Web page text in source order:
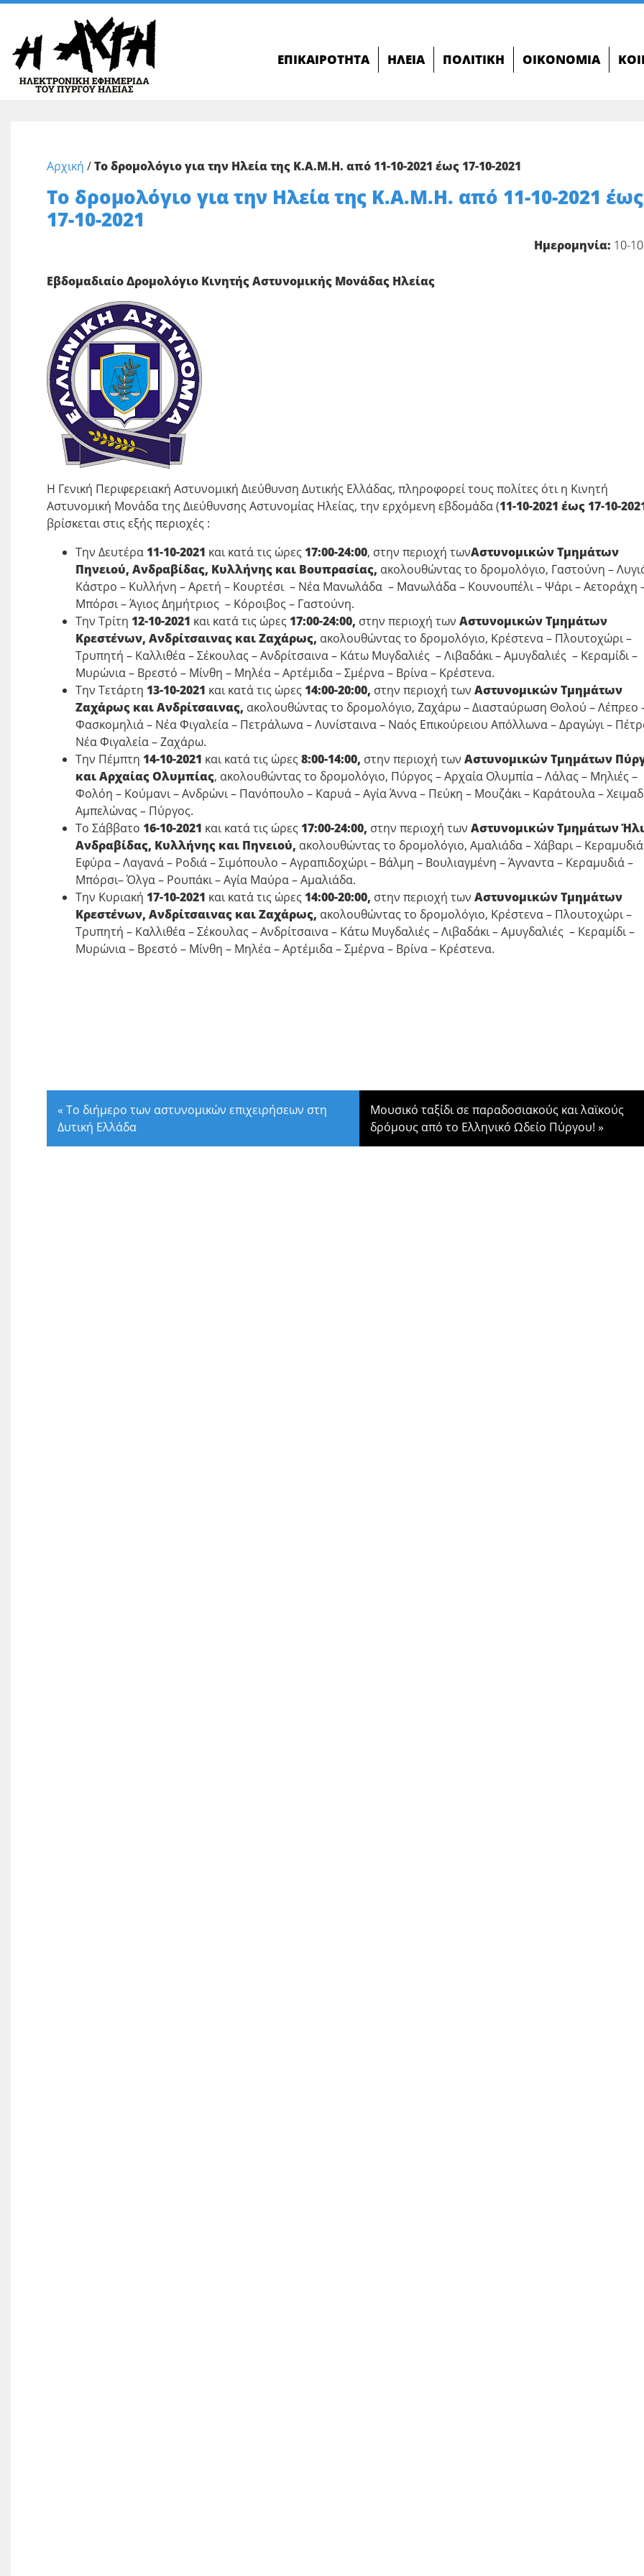
ΕΠΙΚΑΙΡΌΤΗΤΑ ΗΛΕΊΑ ΠΟΛΙΤΙΚΉ ΟΙΚΟΝΟΜΊΑ
Αρχική /Το δρομολόγιο για την Ηλεία της Κ.Α.Μ.Η. από 11-10-2021 έως 17-10-2021
Το δρομολόγιο για την Ηλεία της Κ.Α.Μ.Η. από 11-10-2021 έως
17-10-2021
Ημερομηνία: 10-
Εβδομαδιαίο Δρομολόγιο Κινητής Αστυνομικής Μονάδας Ηλείας
Η Γενική Περιφερειακή Αστυνομική Διεύθυνση Δυτικής Ελλάδας, πληροφορεί τους πολίτες ότι η Κινητή
Αστυνομική Μονάδα της Διεύθυνσης Αστυνομίας Ηλείας, την ερχόμενη εβδομάδα (11-10-2021 έως 17-10-
βρίσκεται στις εξής περιοχές :
Την Δευτέρα11-10-2021 και κατά τις ώρες 17:00-24:00, στην περιοχή τωνΑστυνομικών Τμημάτων
Πηνειού, Ανδραβίδας, Κυλλήνης και Βουπρασίας, ακολουθώντας το δρομολόγιο, Γαστούνη –
Κάστρο – Κυλλήνη – Αρετή – Κουρτέσι – Νέα Μανωλάδα – Μανωλάδα – Κουνουπέλι – Ψάρι – Αετοράχη
Μπόρσι – Άγιος Δημήτριος – Κόροιβος – Γαστούνη.
Την Τρίτη 12-10-2021 και κατά τις ώρες 17:00-24:00, στην περιοχή των Αστυνομικών Τμημάτων
Κρεστένων, Ανδρίτσαινας και Ζαχάρως, ακολουθώντας το δρομολόγιο, Κρέστενα – Πλουτοχώρι –
Τρυπητή – Καλλιθέα – Σέκουλας – Ανδρίτσαινα – Κάτω Μυγδαλιές – Λιβαδάκι – Αμυγδαλιές – Κεραμίδι –
Μυρώνια – Βρεστό – Μίνθη – Μηλέα – Αρτέμιδα – Σμέρνα – Βρίνα – Κρέστενα.
Την Τετάρτη 13-10-2021 και κατά τις ώρες 14:00-20:00, στην περιοχή των Αστυνομικών Τμημάτων
Ζαχάρως και Ανδρίτσαινας, ακολουθώντας το δρομολόγιο, Ζαχάρω – Διασταύρωση Θολού – Λέπρεο
Φασκομηλιά – Νέα Φιγαλεία – Πετράλωνα – Λυνίσταινα – Ναός Επικούρειου Απόλλωνα – Δραγώγι –
Νέα Φιγαλεία – Ζαχάρω.
Την Πέμπτη 14-10-2021 και κατά τις ώρες 8:00-14:00, στην περιοχή των Αστυνομικών Τμημάτων
και Αρχαίας Ολυμπίας, ακολουθώντας το δρομολόγιο, Πύργος – Αρχαία Ολυμπία – Λάλας – Μηλιές –
Φολόη – Κούμανι – Ανδρώνι – Πανόπουλο – Καρυά – Αγία Άννα – Πεύκη – Μουζάκι – Καράτουλα –
Αμπελώνας – Πύργος.
Το Σάββατο 16-10-2021 και κατά τις ώρες 17:00-24:00, στην περιοχή των Αστυνομικών Τμημάτων
Ανδραβίδας, Κυλλήνης και Πηνειού, ακολουθώντας το δρομολόγιο, Αμαλιάδα – Χάβαρι –
Εφύρα – Λαγανά – Ροδιά – Σιμόπουλο – Αγραπιδοχώρι – Βάλμη – Βουλιαγμένη – Άγναντα – Κεραμυδιά –
Μπόρσι– Όλγα – Ρουπάκι – Αγία Μαύρα – Αμαλιάδα.
Την Κυριακή 17-10-2021 και κατά τις ώρες 14:00-20:00, στην περιοχή των Αστυνομικών Τμημάτων
Κρεστένων, Ανδρίτσαινας και Ζαχάρως, ακολουθώντας το δρομολόγιο, Κρέστενα – Πλουτοχώρι –
Τρυπητή – Καλλιθέα – Σέκουλας – Ανδρίτσαινα – Κάτω Μυγδαλιές – Λιβαδάκι – Αμυγδαλιές – Κεραμίδι –
Μυρώνια – Βρεστό – Μίνθη – Μηλέα – Αρτέμιδα – Σμέρνα – Βρίνα – Κρέστενα.
« Το διήμερο των αστυνομικών επιχειρήσεων στη
Δυτική Ελλάδα
Μουσικό ταξίδι σε παραδοσιακούς και λαϊκούς
δρόμους από το Ελληνικό Ωδείο Πύργου! »